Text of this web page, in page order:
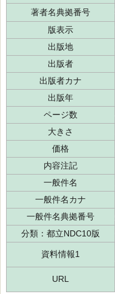
著者名典拠番号
版表示
出版地
出版者
出版者カナ
出版年
ページ数
大きさ
価格
内容注記
一般件名
一般件名カナ
一般件名典拠番号
分類：都立NDC10版
資料情報1
URL